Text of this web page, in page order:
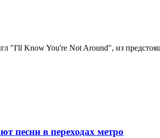
"I'll Know You're Not Around", из
песни в переходах метро